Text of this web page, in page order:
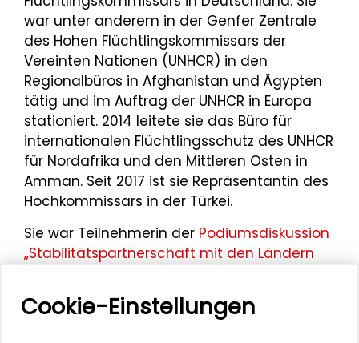
war unter anderem in der Genfer Zentrale
des Hohen Flüchtlingskommissars der
Vereinten Nationen (UNHCR) in den
Regionalbüros in Afghanistan und Ägypten
tätig und im Auftrag der UNHCR in Europa
stationiert. 2014 leitete sie das Büro für
internationalen Flüchtlingsschutz des UNHCR
für Nordafrika und den Mittleren Osten in
Amman. Seit 2017 ist sie Repräsentantin des
Hochkommissars in der Türkei.
Sie war Teilnehmerin der Podiumsdiskussion
„Stabilitätspartnerschaft mit den Ländern
und Fluchtursachenbekämpfung?“
Institut für Auslandsbeziehungen e.V. (ifa)
Cookie-Einstellungen